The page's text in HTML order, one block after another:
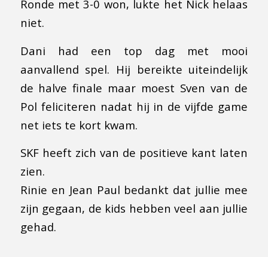
Ronde met 3-0 won, lukte het Nick helaas
niet.
Dani had een top dag met mooi
aanvallend spel. Hij bereikte uiteindelijk
de halve finale maar moest Sven van de
Pol feliciteren nadat hij in de vijfde game
net iets te kort kwam.
SKF heeft zich van de positieve kant laten
zien.
Rinie en Jean Paul bedankt dat jullie mee
zijn gegaan, de kids hebben veel aan jullie
gehad.